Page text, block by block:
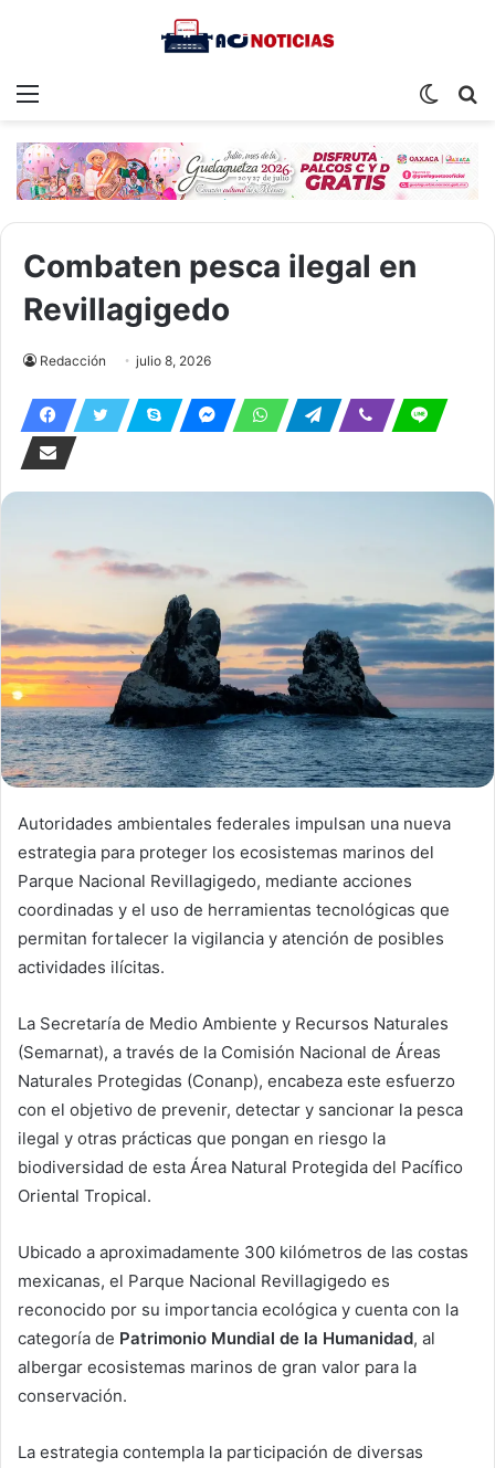
Menu
Switch
Combaten pesca ilegal en
Revillagigedo
Redacción julio 8, 2026
Autoridades ambientales federales impulsan una nueva
estrategia para proteger los ecosistemas marinos del
Parque Nacional Revillagigedo, mediante acciones
coordinadas y el uso de herramientas tecnológicas que
permitan fortalecer la vigilancia y atención de posibles
actividades ilícitas.
La Secretaría de Medio Ambiente y Recursos Naturales
(Semarnat), a través de la Comisión Nacional de Áreas
Naturales Protegidas (Conanp), encabeza este esfuerzo
con el objetivo de prevenir, detectar y sancionar la pesca
ilegal y otras prácticas que pongan en riesgo la
biodiversidad de esta Área Natural Protegida del Pacífico
Oriental Tropical.
Ubicado a aproximadamente 300 kilómetros de las costas
mexicanas, el Parque Nacional Revillagigedo es
reconocido por su importancia ecológica y cuenta con la
categoría de Patrimonio Mundial de la Humanidad, al
albergar ecosistemas marinos de gran valor para la
conservación.
La estrategia contempla la participación de diversas